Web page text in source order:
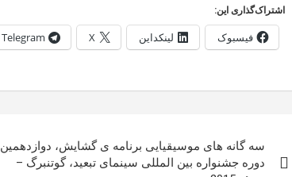
اشتراک‌گذاری این:
فیسبوک لینکداین X
Telegram
نوشته
سه گانه های موسیقیایی برنامه ی گشایش، دوازدهمین
دوره جشنواره بین المللی سینمای تبعید، گوتنبرگ –